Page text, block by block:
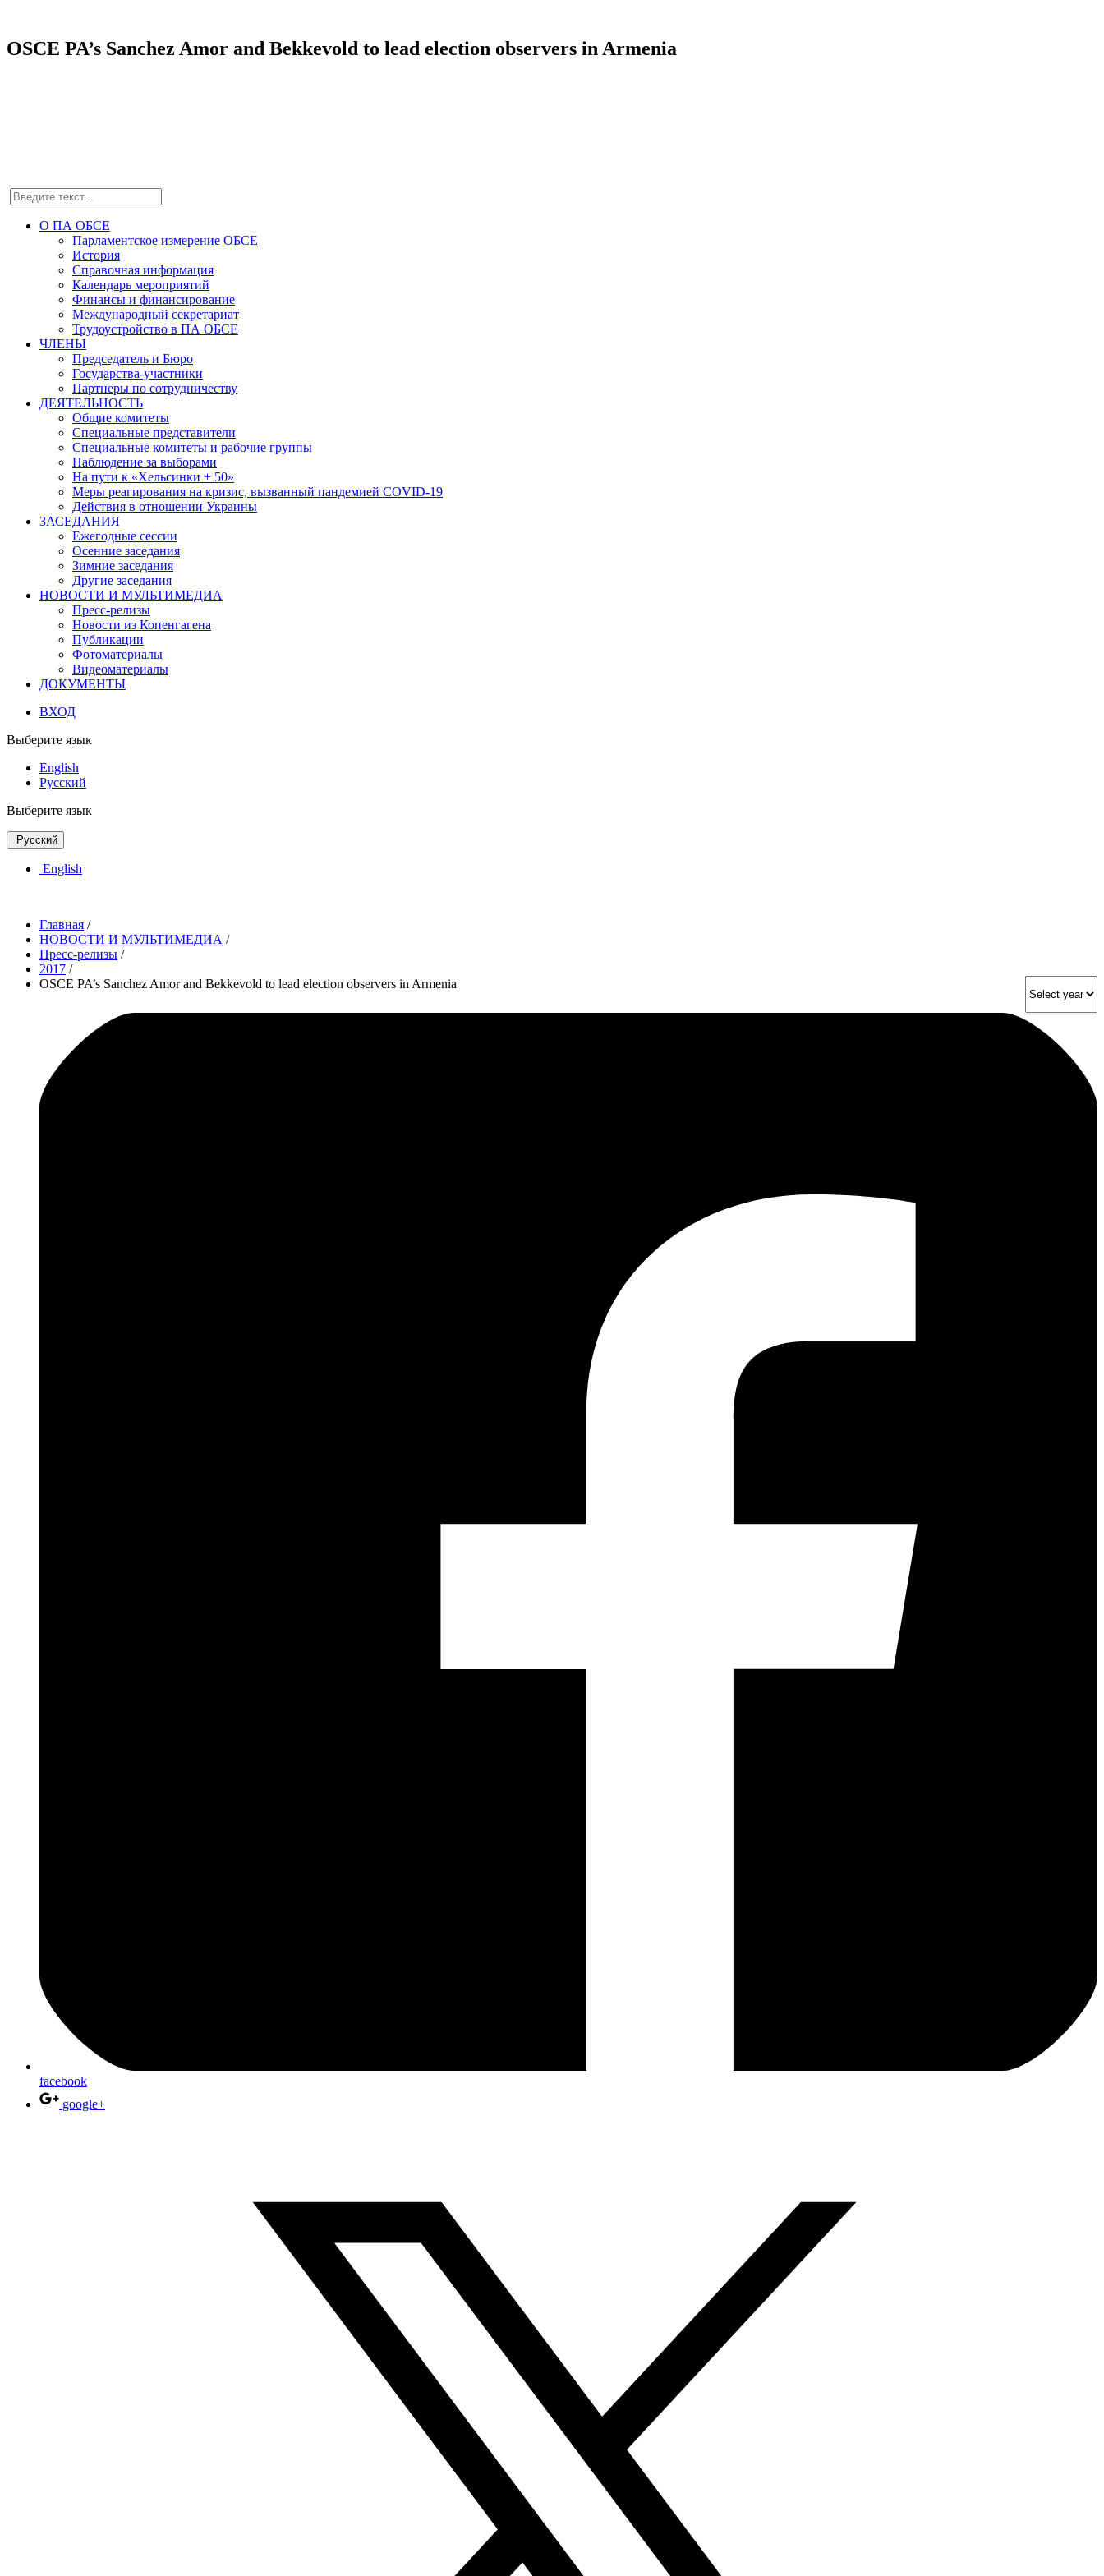
OSCE PA’s Sanchez Amor and Bekkevold to lead election observers in Armenia
О ПА ОБСЕ
Парламентское измерение ОБСЕ
История
Справочная информация
Календарь мероприятий
Финансы и финансирование
Международный секретариат
Трудоустройство в ПА ОБСЕ
ЧЛЕНЫ
Председатель и Бюро
Государства-участники
Партнеры по сотрудничеству
ДЕЯТЕЛЬНОСТЬ
Общие комитеты
Специальные представители
Специальные комитеты и рабочие группы
Наблюдение за выборами
На пути к «Хельсинки + 50»
Меры реагирования на кризис, вызванный пандемией COVID-19
Действия в отношении Украины
ЗАСЕДАНИЯ
Ежегодные сессии
Осенние заседания
Зимние заседания
Другие заседания
НОВОСТИ И МУЛЬТИМЕДИА
Пресс-релизы
Новости из Копенгагена
Публикации
Фотоматериалы
Видеоматериалы
ДОКУМЕНТЫ
ВХОД
Выберите язык
English
Русский
Выберите язык
Русский
English
Главная /
НОВОСТИ И МУЛЬТИМЕДИА /
Пресс-релизы /
2017 /
OSCE PA’s Sanchez Amor and Bekkevold to lead election observers in Armenia
facebook
google+